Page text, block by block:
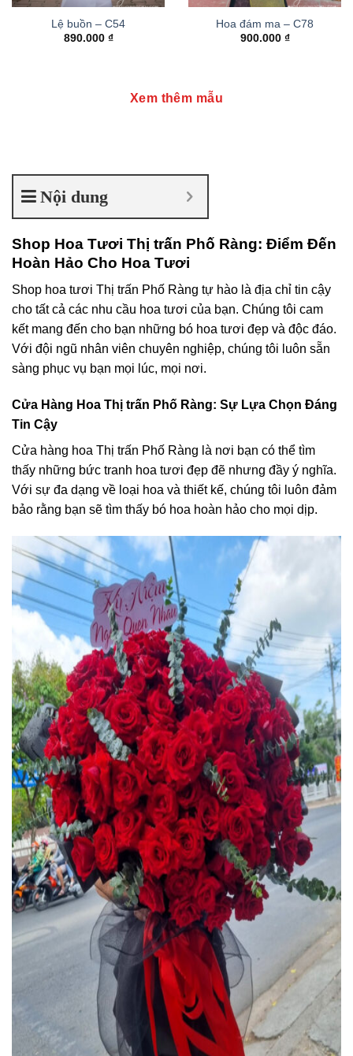
Lệ buồn – C54
890.000 ₫
Hoa đám ma – C78
900.000 ₫
Xem thêm mẫu
Nội dung
Shop Hoa Tươi Thị trấn Phố Ràng: Điểm Đến
Hoàn Hảo Cho Hoa Tươi
Shop hoa tươi Thị trấn Phố Ràng tự hào là địa chỉ tin cậy
cho tất cả các nhu cầu hoa tươi của bạn. Chúng tôi cam
kết mang đến cho bạn những bó hoa tươi đẹp và độc đáo.
Với đội ngũ nhân viên chuyên nghiệp, chúng tôi luôn sẵn
sàng phục vụ bạn mọi lúc, mọi nơi.
Cửa Hàng Hoa Thị trấn Phố Ràng: Sự Lựa Chọn Đáng
Tin Cậy
Cửa hàng hoa Thị trấn Phố Ràng là nơi bạn có thể tìm
thấy những bức tranh hoa tươi đẹp đẽ nhưng đầy ý nghĩa.
Với sự đa dạng về loại hoa và thiết kế, chúng tôi luôn đảm
bảo rằng bạn sẽ tìm thấy bó hoa hoàn hảo cho mọi dịp.